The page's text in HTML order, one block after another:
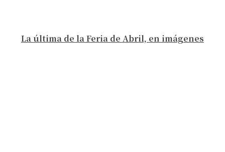
La última de la Feria de Abril, en imágenes